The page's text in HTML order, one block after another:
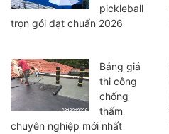
pickleball
trọn gói đạt chuẩn 2026
Bảng giá
thi công
chống
thấm
chuyên nghiệp mới nhất